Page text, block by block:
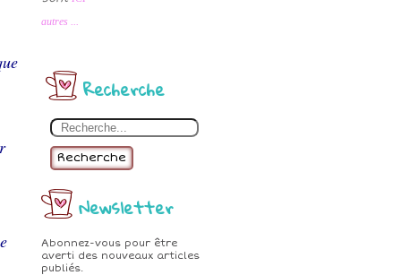
autres ...
Recherche
Recherche
Newsletter
Abonnez-vous pour être
averti des nouveaux articles
publiés.